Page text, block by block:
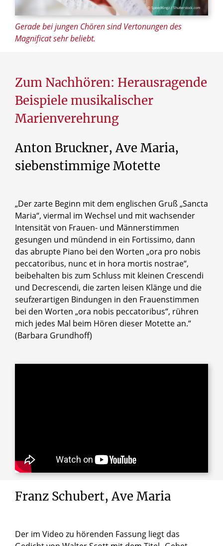
© SpeedKingz / Shutterstock.com
Gerade bei jungen Chören sind Vertonungen des
Magnificat sehr beliebt.
Zum Nachhören: Herausragende
Beispiele musikalischer
Marienverehrung
Anton Bruckner, Ave Maria,
siebenstimmige Motette
„Der zarte Beginn mit dem englischen Gruß „Sancta
Maria“, viermal im Wechsel und mit wachsender
Intensität von Frauen- und Männerstimmen
gesungen und mündend in ein Fortissimo, dann
das abrupte Piano bei den Worten „ora pro nobis
peccatoribus, nunc et in hora mortis nostrae“,
beibehalten bis zum Schluss mit kleinen Crescendi
und Decrescendi, die zarten leisen Klänge und die
seufzerartigen Bindungen in den Frauenstimmen
bei den Worten „ora nobis peccatoribus“, rühren
mich jedes Mal beim Hören dieser Motette an.“
(Barbara Grundhoff)
Franz Schubert, Ave Maria
Der im Video zu hörenden Fassung liegt das